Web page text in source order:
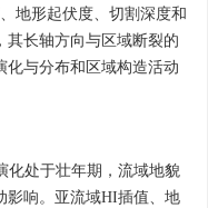
地形起伏度、切割深度和
其长轴方向与区域断裂的
化与分布和区域构造活动
化处于壮年期，流域地貌
影响。亚流域HI插值、地